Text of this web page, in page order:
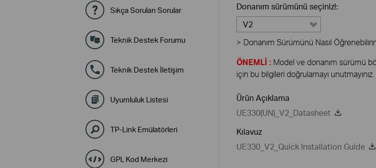
Sıkça Sorulan Sorular
Teknik Destek Forumu
Teknik Destek İletişim
Uyumluluk Listesi
TP-Link Emülatörleri
GPL Kod Merkezi
Donanım sürümünü seçiniz!:
V2
> Donanım Sürümünü Nasıl
ÖNEMLİ : Model ve donanım sürümü
için bu bilgileri doğrulamayı unutmayınız.
Ürün Açıklama
UE330(UN)_V2_Datasheet
Kılavuz
UE330_V2_Quick Installation Guide